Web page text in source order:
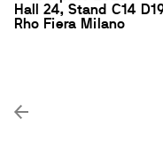
Hall 24, Stand C14
Rho Fiera Milano